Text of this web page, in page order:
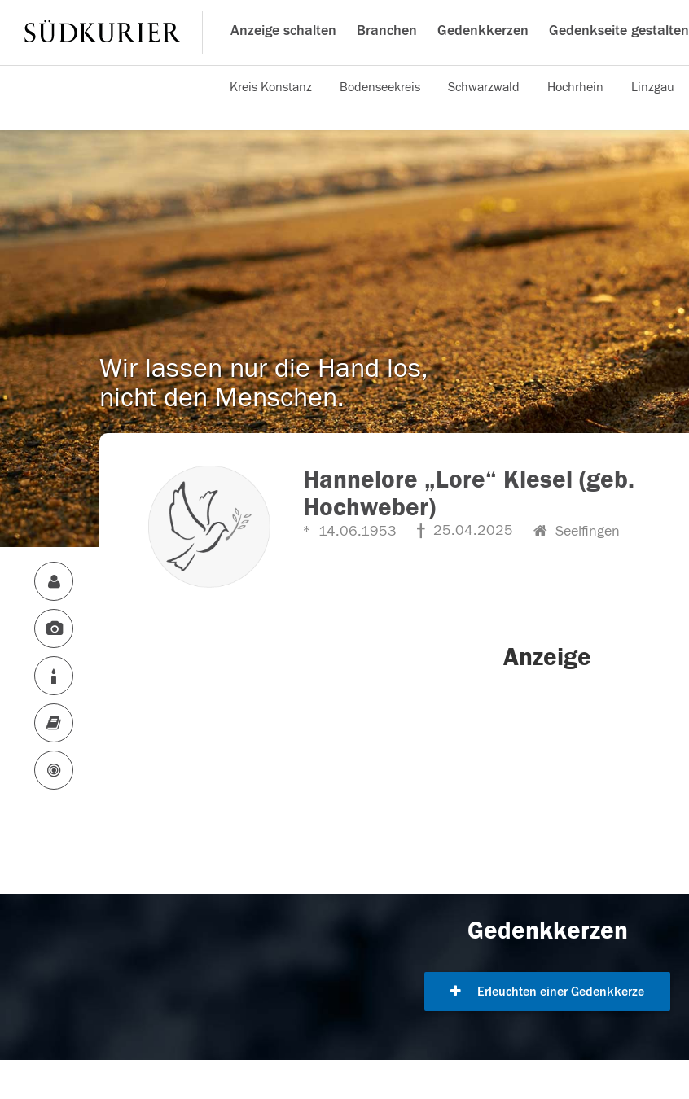
Anzeige schalten Branchen Gedenkkerzen Gedenkseite gestalten
Kreis Konstanz Bodenseekreis Schwarzwald Hochrhein Linzgau
Wir lassen nur die Hand los,
nicht den Menschen.
Hannelore „Lore“ Klesel (geb.
Hochweber)
14.06.1953 25.04.2025 Seelfingen
Anzeige
Gedenkkerzen
Erleuchten einer Gedenkkerze